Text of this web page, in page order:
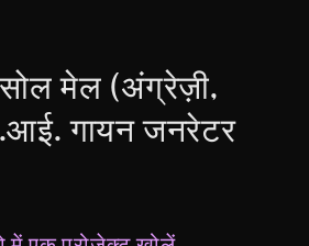
मेल (अंग्रेज़ी,
गायन जनरेटर